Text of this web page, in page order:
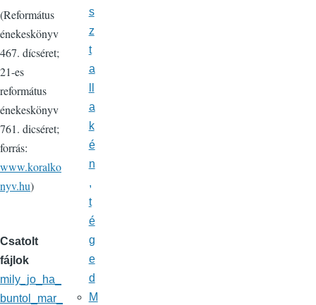
(Református
énekeskönyv
467. dícséret;
21-es
református
énekeskönyv
761. dicséret;
forrás:
www.koralko
nyv.hu)
Csatolt
fájlok
mily_jo_ha_
buntol_mar_
s
z
t
a
a
k
é
n
,
t
é
g
e
d
M